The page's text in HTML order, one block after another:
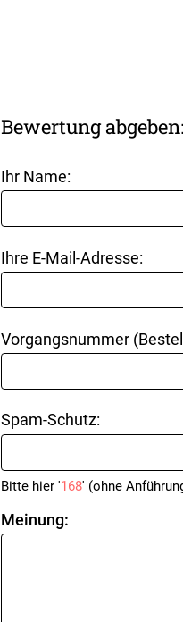
Bewertung abgeben:
Ihr Name:
Ihre E-Mail-Adresse:
Vorgangsnummer
Spam-Schutz:
Bitte hier '168' (ohne
Meinung: